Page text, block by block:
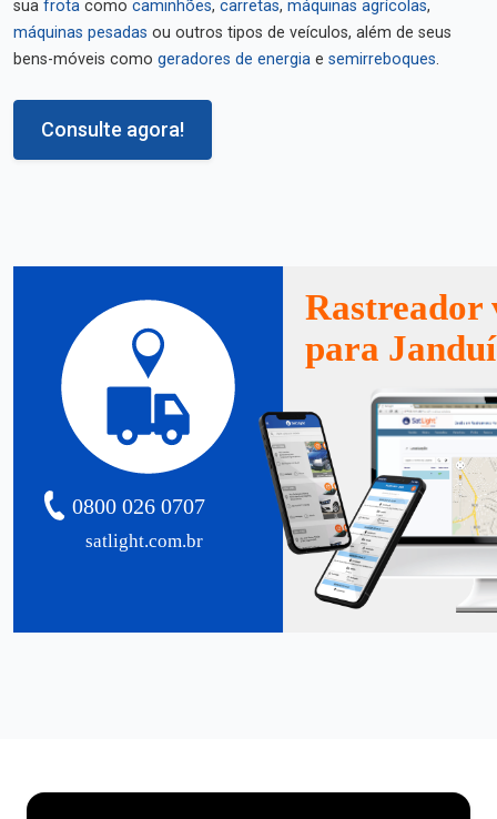
sua frota como caminhões, carretas, máquinas agrícolas,
máquinas pesadas ou outros tipos de veículos, além de seus
bens-móveis como geradores de energia e semirreboques.
Consulte agora!
satlight.com.br
0800 026 0707
Rastreador
para